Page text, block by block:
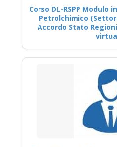
Corso DL-RSPP Modulo
Petrolchimico
Accordo Stato